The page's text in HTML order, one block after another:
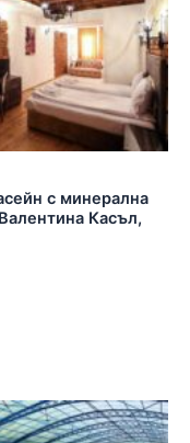
с минерална
Касъл,